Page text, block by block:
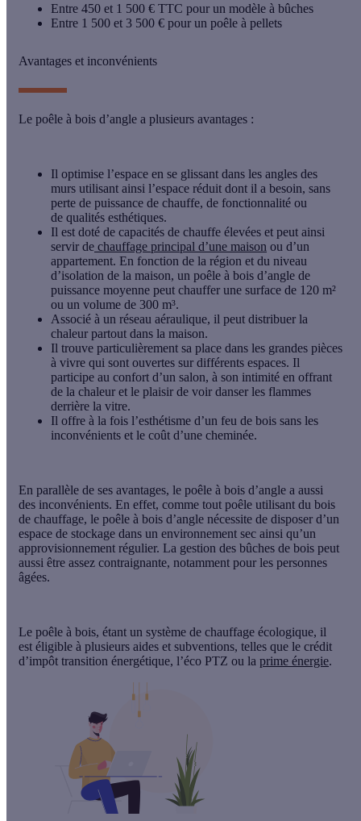
Entre 450 et 1 500 € TTC pour un modèle à bûches
Entre 1 500 et 3 500 € pour un poêle à pellets
Avantages et inconvénients
Le poêle à bois d’angle a plusieurs avantages :
Il optimise l’espace en se glissant dans les angles des
murs utilisant ainsi l’espace réduit dont il a besoin, sans
perte de puissance de chauffe, de fonctionnalité ou
de qualités esthétiques.
Il est doté de capacités de chauffe élevées et peut ainsi
servir de chauffage principal d’une maison ou d’un
appartement. En fonction de la région et du niveau
d’isolation de la maison, un poêle à bois d’angle de
puissance moyenne peut chauffer une surface de 120 m²
ou un volume de 300 m³.
Associé à un réseau aéraulique, il peut distribuer la
chaleur partout dans la maison.
Il trouve particulièrement sa place dans les grandes pièces
à vivre qui sont ouvertes sur différents espaces. Il
participe au confort d’un salon, à son intimité en offrant
de la chaleur et le plaisir de voir danser les flammes
derrière la vitre.
Il offre à la fois l’esthétisme d’un feu de bois sans les
inconvénients et le coût d’une cheminée.
En parallèle de ses avantages, le poêle à bois d’angle a aussi
des inconvénients. En effet, comme tout poêle utilisant du bois
de chauffage, le poêle à bois d’angle nécessite de disposer d’un
espace de stockage dans un environnement sec ainsi qu’un
approvisionnement régulier. La gestion des bûches de bois peut
aussi être assez contraignante, notamment pour les personnes
âgées.
Le poêle à bois, étant un système de chauffage écologique, il
est éligible à plusieurs aides et subventions, telles que le crédit
d’impôt transition énergétique, l’éco PTZ ou la prime énergie.